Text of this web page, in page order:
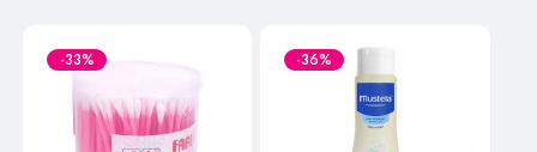
-33% -36%